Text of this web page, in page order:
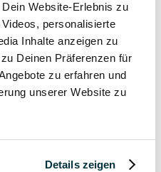
Website-Erlebnis zu
personalisierte
Inhalte anzeigen zu
Deinen Präferenzen für
zu erfahren und
unserer Website zu
Details zeigen